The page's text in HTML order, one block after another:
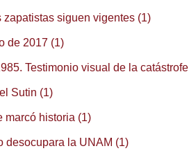
siguen vigentes (1)
de 2017 (1)
Testimonio visual de la
Sutin (1)
marcó historia (1)
desocupara la UNAM (1)